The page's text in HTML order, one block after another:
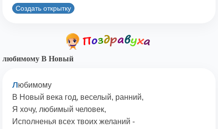
Создать открытку
любимому В Новый
любимому
В Новый века год, веселый, ранний,
Я хочу, любимый человек,
Исполненья всех твоих желаний -